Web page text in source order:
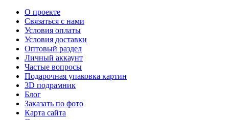
О проекте
Связаться с нами
Условия оплаты
Условия доставки
Оптовый раздел
Личный аккаунт
Частые вопросы
Подарочная упаковка картин
3D подрамник
Блог
Заказать по фото
Карта сайта